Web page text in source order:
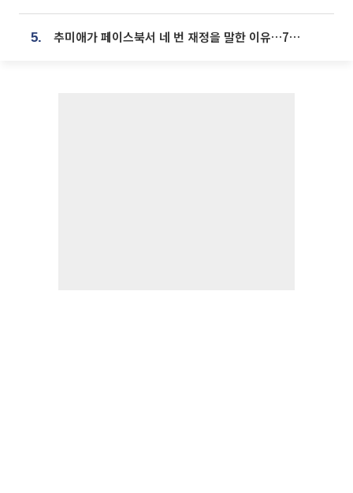
5. 추미애가 페이스북서 네 번 재정을 말한 이유…7700억 추경 열쇠는 도의회에